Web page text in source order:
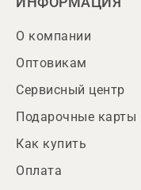
О компании
Оптовикам
Сервисный центр
Подарочные карты
Как купить
Оплата